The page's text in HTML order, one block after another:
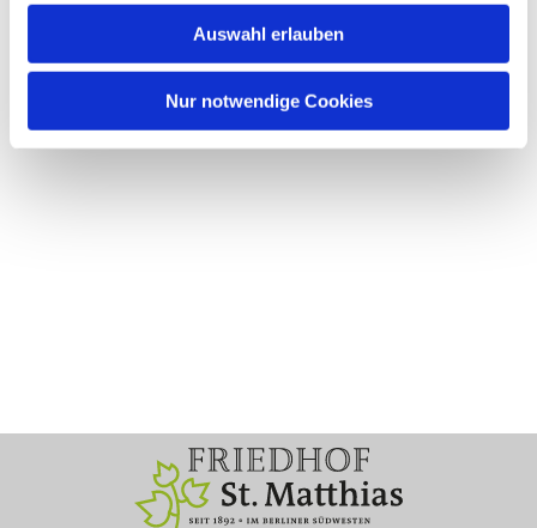
Auswahl erlauben
Nur notwendige Cookies